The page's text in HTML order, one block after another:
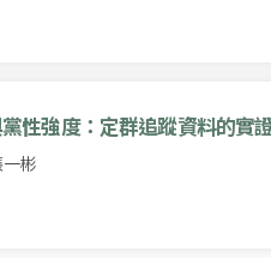
性強度：定群追蹤資料的實
一彬